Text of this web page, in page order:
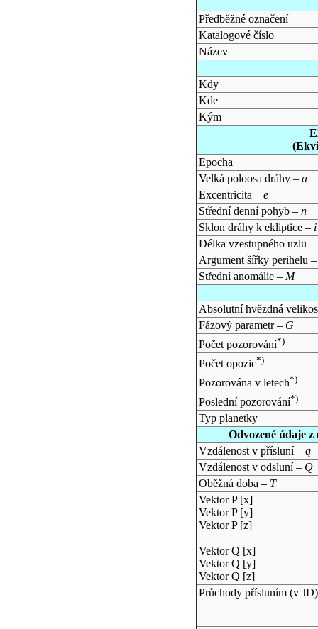
Předběžné označení
Katalogové číslo
Název
Kdy
Kde
Kým
Epocha
Velká poloosa dráhy – a
Excentricita – e
Střední denní pohyb – n
Sklon dráhy k ekliptice – i
Délka vzestupného uzlu –
Argument šířky perihelu
Střední anomálie – M
Absolutní hvězdná
Fázový parametr – G
Počet pozorování*)
Počet opozic*)
Pozorována v letech*)
Poslední pozorování*)
Typ planetky
Odvozené údaje
Vzdálenost v přísluní – q
Vzdálenost v odsluní – Q
Oběžná doba – T
Vektor P [x]
Vektor P [y]
Vektor P [z]
Vektor Q [x]
Vektor Q [y]
Vektor Q [z]
Průchody přísluním (v JD)